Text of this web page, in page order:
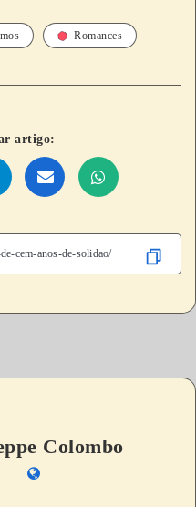
Romances
artigo:
Colombo